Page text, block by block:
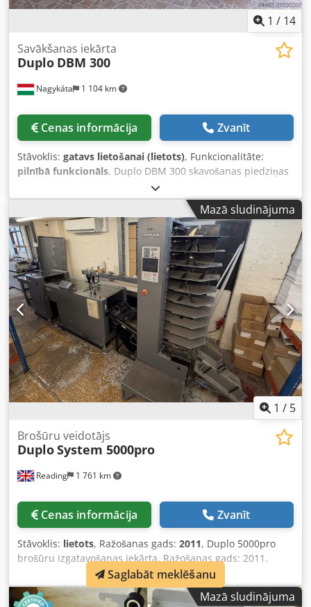
1 / 14
Nagykáta 1 104 km
Savākšanas iekārta
Duplo DBM 300
Cenas informācija Zvanīt
Stāvoklis: gatavs lietošanai (lietots), Funkcionalitāte:
pilnībā funkcionāls, Duplo DBM 300 skavošanas piedziņas
vienība Duplo DBM 300T priekšējās griešanas vienība
Dedpfxjzia N Io Aqgsck Servisa pārbaudīta, uzticama
iekārta
Mazā sludinājuma
1 / 5
Reading 1 761 km
Brošūru veidotājs
DuploSystem 5000pro
Cenas informācija Zvanīt
Stāvoklis: lietots, Ražošanas gads: 2011, Duplo 5000pro
brošūru izgatavošanas iekārta. Ražošanas gads: 2011.
Kopējais izstrādāto brošūru skaits: 3 436 444. Vienam
iepriekšējam īpašniekam, kurš iegādājās jaunu iekārtu tieši
no Duplo. Iekārta ir bijusi garantijas apkalpošanas
Mazā sludinājuma
Saglabāt meklēšanu